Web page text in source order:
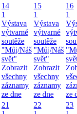
14
1
Výstava
výtvarné
soutěže
"Můj/Náš
svět"
Zobrazit
všechny
záznamy
ze dne
15
1
Výstava
výtvarné
soutěže
"Můj/Náš
svět"
Zobrazit
všechny
záznamy
ze dne
16
1
ze
21
22
23